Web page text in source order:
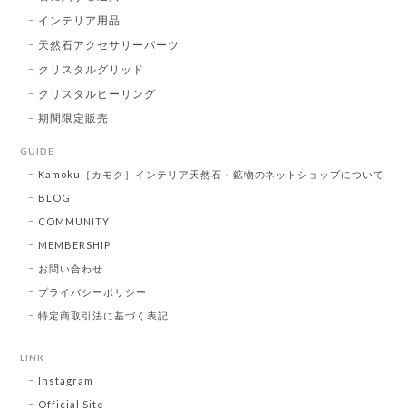
インテリア用品
天然石アクセサリーパーツ
クリスタルグリッド
クリスタルヒーリング
期間限定販売
GUIDE
Kamoku［カモク］インテリア天然石・鉱物のネットショップについて
BLOG
COMMUNITY
MEMBERSHIP
お問い合わせ
プライバシーポリシー
特定商取引法に基づく表記
LINK
Instagram
Official Site